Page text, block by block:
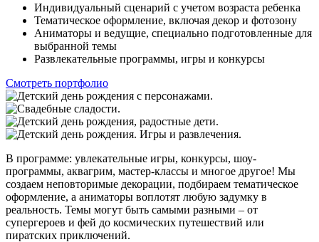
Индивидуальный сценарий с учетом возраста ребенка
Тематическое оформление, включая декор и фотозону
Аниматоры и ведущие, специально подготовленные для
выбранной темы
Развлекательные программы, игры и конкурсы
Смотреть портфолио
В программе: увлекательные игры, конкурсы, шоу-
программы, аквагрим, мастер-классы и многое другое! Мы
создаем неповторимые декорации, подбираем тематическое
оформление, а аниматоры воплотят любую задумку в
реальность. Темы могут быть самыми разными – от
супергероев и фей до космических путешествий или
пиратских приключений.